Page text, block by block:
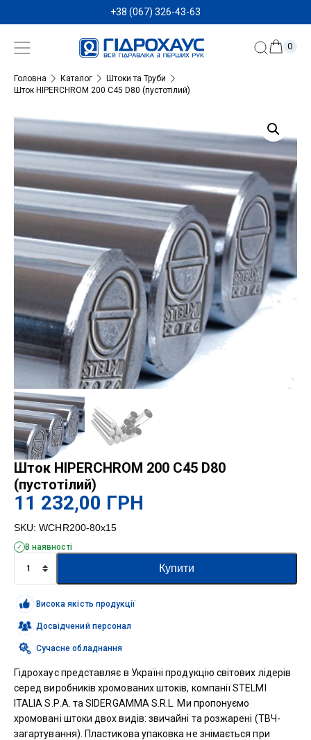
+38 (067) 326-43-63
0
Головна Каталог
Штоки та Труби
Шток HIPERCHROM 200 C45 D80 (пустотілий)
Шток HIPERCHROM 200 C45 D80
(пустотілий)
11 232,00 ГРН
SKU: WCHR200-80x15
В наявності
HIPERCHROM
200
C45
D80
(пустотілий)
кількість
Купити
Висока якість продукції
Досвідчений персонал
Сучасне обладнання
Гідрохаус представляє в Україні продукцію світових лідерів
серед виробників хромованих штоків, компанії STELMI
ITALIA S.Р.A. та SIDERGAMMA S.R.L. Ми пропонуємо
хромовані штоки двох видів: звичайні та розжарені (ТВЧ-
загартування). Пластикова упаковка не знімається при